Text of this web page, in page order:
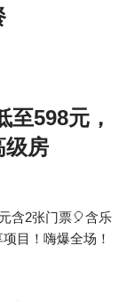
598元，
级房
含2张门票🎈含乐
目！嗨爆全场！